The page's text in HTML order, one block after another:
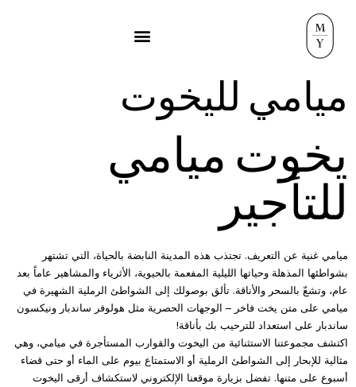
ميامي لليخوت
يخوت ميامي
للتأجير
ميامي غنية عن التعريف. تجتذب هذه المدينة النابضة بالحياة، التي تشتهر
بشواطئها المذهلة وحياتها الليلية المفعمة بالحيوية، الأثرياء والمشاهير عاماً بعد
عام، وتشعّ بالسحر والأناقة. تألق بوصولك إلى الشواطئ الرملية الشهيرة في
ميامي على متن يخت فاخر – الوجهات الحصرية مثل هولوفر ساندبار ونيكسون
ساندبار على استعداد للترحيب بك بأناقة!
اكتشف مجموعتنا الاستثنائية من اليخوت والقوارب المستأجرة في ميامي، وهي
مثالية للإبحار إلى الشواطئ الرملية أو الاستمتاع بيوم على الماء أو حتى قضاء
أسبوع على متنها. تفضل بزيارة موقعنا الإلكتروني لاستكشاف أرقى اليخوت